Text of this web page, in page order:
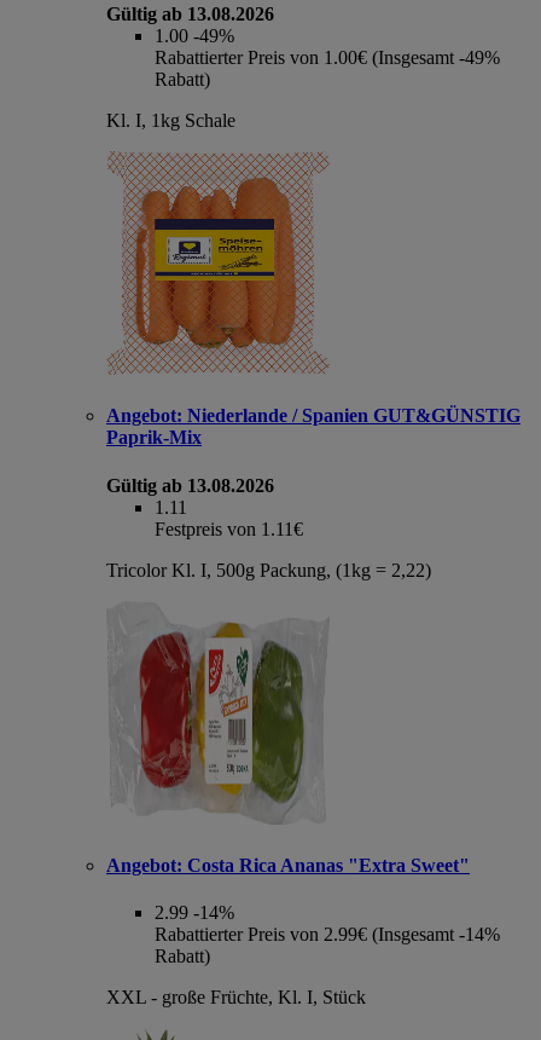
Gültig ab 13.08.2026
1.00 -49%
Rabattierter Preis von 1.00€ (Insgesamt -49%
Rabatt)
Kl. I, 1kg Schale
Angebot: Niederlande / Spanien GUT&GÜNSTIG
Paprik-Mix
Gültig ab 13.08.2026
1.11
Festpreis von 1.11€
Tricolor Kl. I, 500g Packung, (1kg = 2,22)
Angebot: Costa Rica Ananas "Extra Sweet"
2.99 -14%
Rabattierter Preis von 2.99€ (Insgesamt -14%
Rabatt)
XXL - große Früchte, Kl. I, Stück